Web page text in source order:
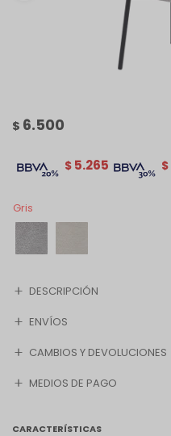
$ 6.500
$
$ 5.265
Gris
DESCRIPCIÓN
ENVÍOS
CAMBIOS Y DEVOLUCIONES
MEDIOS DE PAGO
CARACTERÍSTICAS